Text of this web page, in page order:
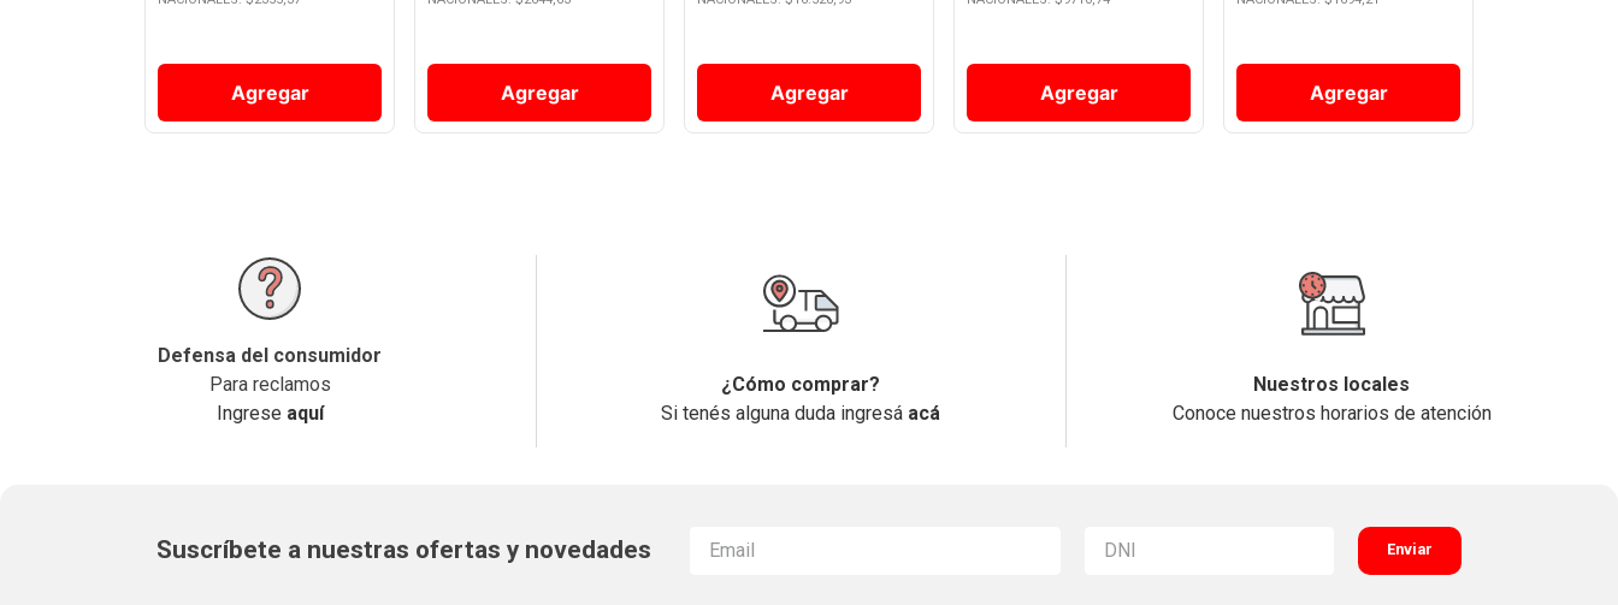
Agregar Agregar Agregar Agregar Agregar
Defensa del consumidor
Para reclamos
Ingrese aquí
¿Cómo comprar?
Si tenés alguna duda ingresá acá
Nuestros locales
Conoce nuestros horarios de atención
Suscríbete a nuestras ofertas y novedades Enviar